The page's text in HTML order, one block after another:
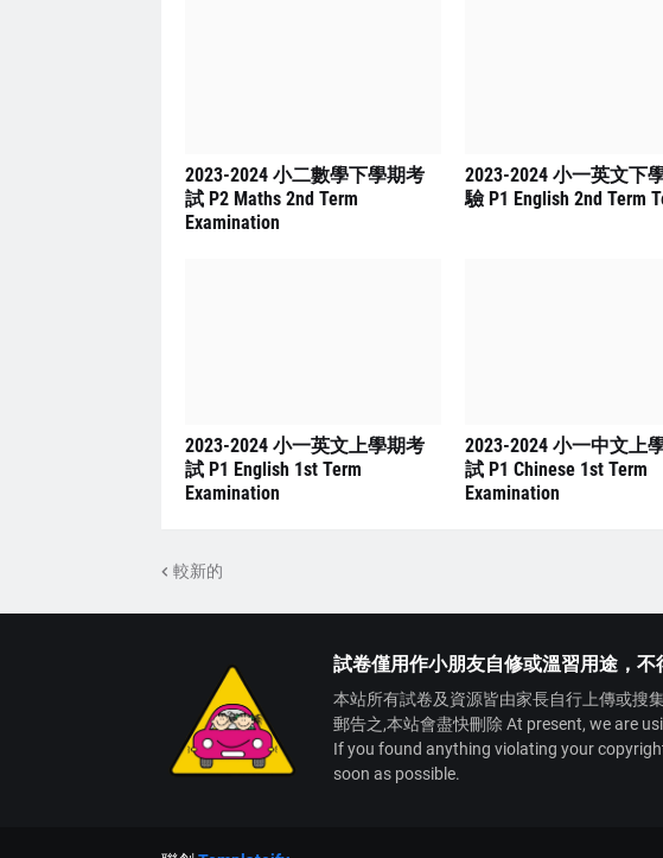
2023-2024 小二數學下學期考
試 P2 Maths 2nd Term
Examination
2023-2024 小一英文下
驗 P1 English 2nd Term
2023-2024 小一英文上學期考
試 P1 English 1st Term
Examination
2023-2024 小一中文上
試 P1 Chinese 1st Term
Examination
較新的
試卷僅用作小朋友自修或溫習用途，不
本站所有試卷及資源皆由家長自行上傳或搜
郵告之,本站會盡快刪除 At present, we are
If you found anything violating your
soon as possible.